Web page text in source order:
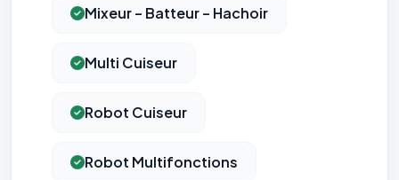
Mixeur – Batteur – Hachoir
Multi Cuiseur
Robot Cuiseur
Robot Multifonctions